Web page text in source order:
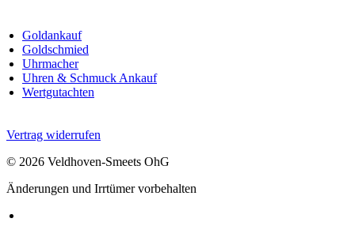
Goldankauf
Goldschmied
Uhrmacher
Uhren & Schmuck Ankauf
Wertgutachten
Vertrag widerrufen
© 2026 Veldhoven-Smeets OhG
Änderungen und Irrtümer vorbehalten